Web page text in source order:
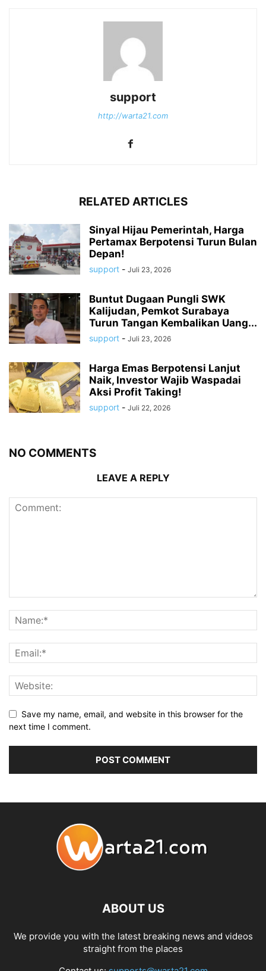
support
http://warta21.com
RELATED ARTICLES
Sinyal Hijau Pemerintah, Harga
Pertamax Berpotensi Turun Bulan
Depan!
support - Juli 23, 2026
Buntut Dugaan Pungli SWK
Kalijudan, Pemkot Surabaya
Turun Tangan Kembalikan Uang...
support - Juli 23, 2026
Harga Emas Berpotensi Lanjut
Naik, Investor Wajib Waspadai
Aksi Profit Taking!
support - Juli 22, 2026
NO COMMENTS
LEAVE A REPLY
Save my name, email, and website in this browser for the
next time I comment.
ABOUT US
We provide you with the latest breaking news and videos
straight from the places